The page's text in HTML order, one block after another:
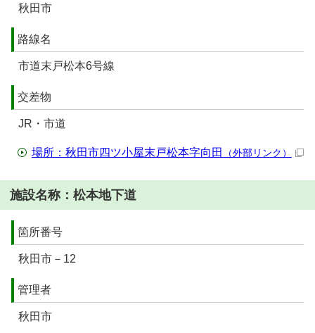
秋田市
路線名
市道末戸松本6号線
交差物
JR・市道
場所：秋田市四ツ小屋末戸松本字向田 （外部リンク）
施設名称：松本地下道
箇所番号
秋田市－12
管理者
秋田市